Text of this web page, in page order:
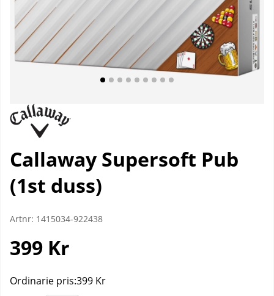
Callaway Supersoft Pub
(1st duss)
Artnr: 1415034-922438
399 Kr
Ordinarie pris:399 Kr